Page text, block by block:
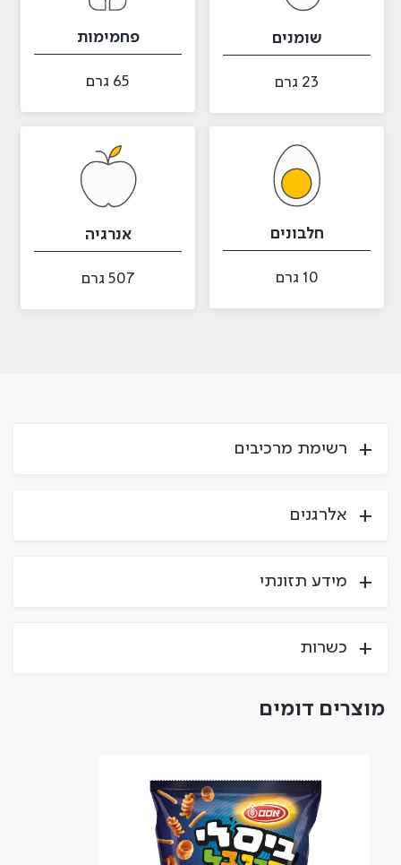
שומנים
23 גרם
פחמימות
65 גרם
חלבונים
10 גרם
אנרגיה
507 גרם
רשימת מרכיבים
אלרגנים
מידע תזונתי
כשרות
מוצרים דומים